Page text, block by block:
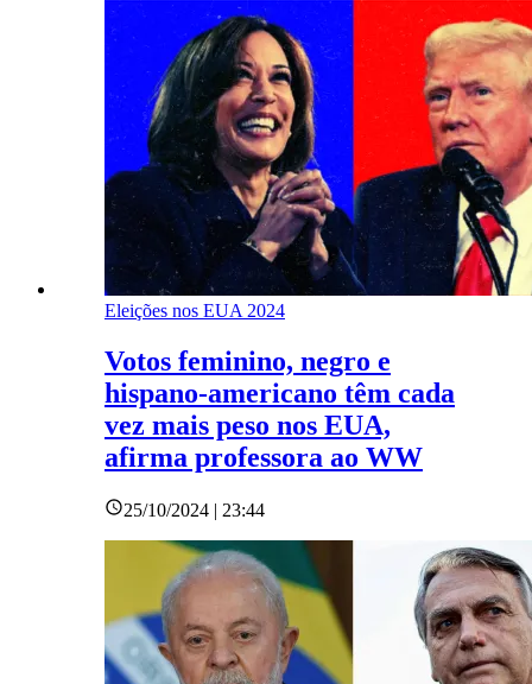
Eleições nos EUA 2024
Votos feminino, negro e
hispano-americano têm cada
vez mais peso nos EUA,
afirma professora ao WW
25/10/2024 | 23:44